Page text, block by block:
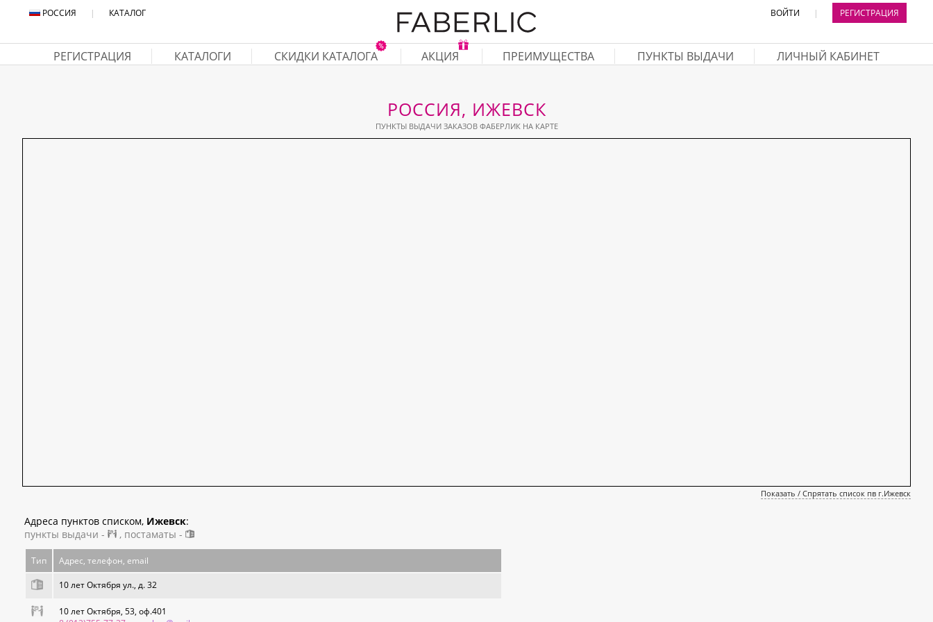
РОССИЯ | КАТАЛОГ ВОЙТИ | РЕГИСТРАЦИЯ
РЕГИСТРАЦИЯ КАТАЛОГИ СКИДКИ КАТАЛОГА АКЦИЯ ПРЕИМУЩЕСТВА ПУНКТЫ ВЫДАЧИ ЛИЧНЫЙ КАБИНЕТ
РОССИЯ, ИЖЕВСК
ПУНКТЫ ВЫДАЧИ ЗАКАЗОВ ФАБЕРЛИК НА КАРТЕ
Показать / Спрятать список пв г.Ижевск
Адреса пунктов списком, Ижевск:
пункты выдачи -
, постаматы -
Тип Адрес, телефон, email
10 лет Октября ул., д. 32
10 лет Октября, 53, оф.401